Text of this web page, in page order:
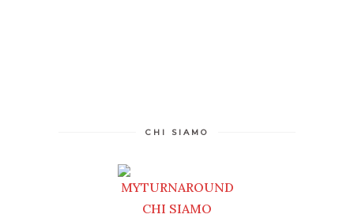
CHI SIAMO